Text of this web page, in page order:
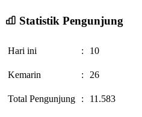
Statistik Pengunjung
Hari ini : 10
Kemarin : 26
Total Pengunjung : 11.583